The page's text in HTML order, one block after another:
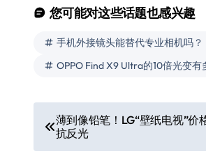
您可能对这些话题也感兴趣
手机外接镜头能替代专业相机吗？
OPPO Find X9 Ultra的10倍光变有
文
章
薄到像铅笔！LG“壁纸电视”价
抗反光